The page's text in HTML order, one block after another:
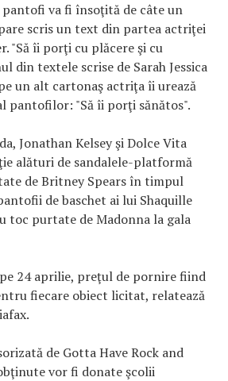
pantofi va fi însoţită de câte un
scris un text din partea actriţei
"Să îi porţi cu plăcere şi cu
din textele scrise de Sarah Jessica
un alt cartonaş actriţa îi urează
pantofilor: "Să îi porţi sănătos".
Jonathan Kelsey şi Dolce Vita
alături de sandalele-platformă
de Britney Spears în timpul
de baschet ai lui Shaquille
toc purtate de Madonna la gala
24 aprilie, preţul de pornire fiind
fiecare obiect licitat, relatează
de Gotta Have Rock and
vor fi donate şcolii